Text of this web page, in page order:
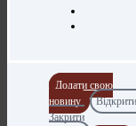
Додати свою
новину
Закрити